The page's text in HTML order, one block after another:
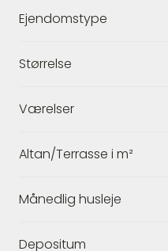
Ejendomstype
Størrelse
Værelser
Altan/Terrasse i m²
Månedlig husleje
Depositum